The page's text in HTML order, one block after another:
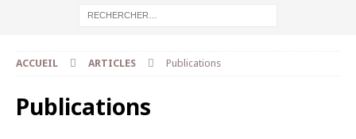
ACCUEIL ARTICLES Publications
Publications